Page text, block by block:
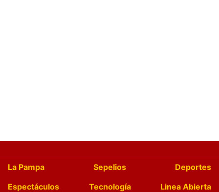
La Pampa Sepelios
Deportes
Espectáculos
Tecnología
Linea Abierta